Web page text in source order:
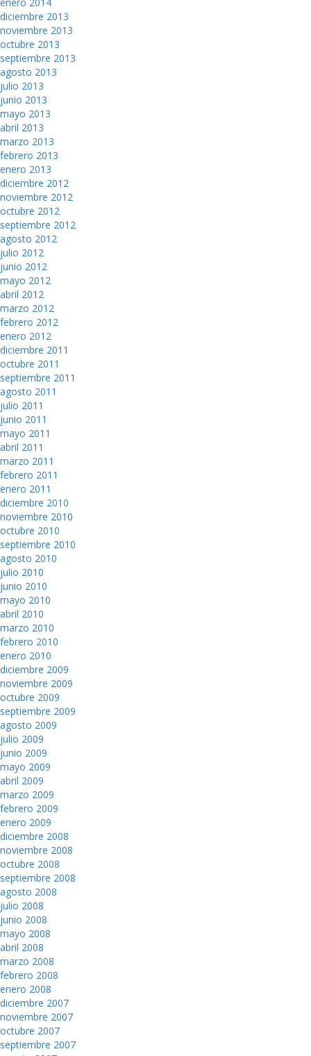
diciembre 2013
noviembre 2013
octubre 2013
septiembre 2013
agosto 2013
julio 2013
junio 2013
mayo 2013
abril 2013
marzo 2013
febrero 2013
enero 2013
diciembre 2012
noviembre 2012
octubre 2012
septiembre 2012
agosto 2012
julio 2012
junio 2012
mayo 2012
abril 2012
marzo 2012
febrero 2012
enero 2012
diciembre 2011
octubre 2011
septiembre 2011
agosto 2011
julio 2011
junio 2011
mayo 2011
abril 2011
marzo 2011
febrero 2011
enero 2011
diciembre 2010
noviembre 2010
octubre 2010
septiembre 2010
agosto 2010
julio 2010
junio 2010
mayo 2010
abril 2010
marzo 2010
febrero 2010
enero 2010
diciembre 2009
noviembre 2009
octubre 2009
septiembre 2009
agosto 2009
julio 2009
junio 2009
mayo 2009
abril 2009
marzo 2009
febrero 2009
enero 2009
diciembre 2008
noviembre 2008
octubre 2008
septiembre 2008
agosto 2008
julio 2008
junio 2008
mayo 2008
abril 2008
marzo 2008
febrero 2008
enero 2008
diciembre 2007
noviembre 2007
octubre 2007
septiembre 2007